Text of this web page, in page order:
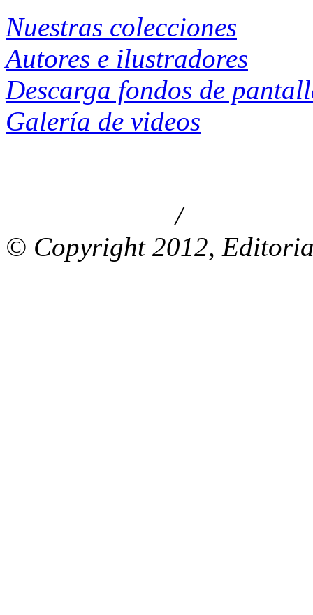
Nuestras colecciones
Autores e ilustradores
Descarga fondos de
Galería de videos
/
© Copyright 2012,